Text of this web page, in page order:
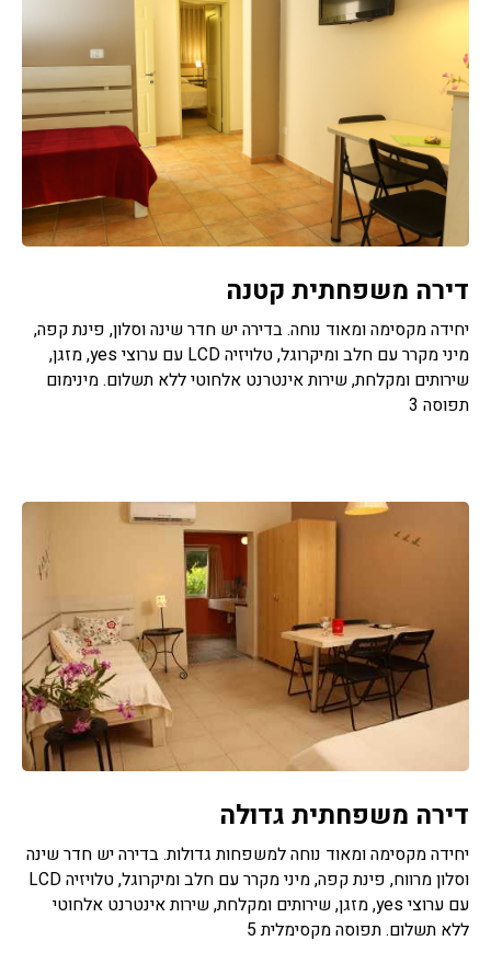
דירה משפחתית קטנה
יחידה מקסימה ומאוד נוחה. בדירה יש חדר שינה וסלון, פינת קפה,
מיני מקרר עם חלב ומיקרוגל, טלויזיה LCD עם ערוצי yes, מזגן,
שירותים ומקלחת, שירות אינטרנט אלחוטי ללא תשלום. מינימום
תפוסה 3
דירה משפחתית גדולה
יחידה מקסימה ומאוד נוחה למשפחות גדולות. בדירה יש חדר שינה
וסלון מרווח, פינת קפה, מיני מקרר עם חלב ומיקרוגל, טלויזיה LCD
עם ערוצי yes, מזגן, שירותים ומקלחת, שירות אינטרנט אלחוטי
ללא תשלום. תפוסה מקסימלית 5